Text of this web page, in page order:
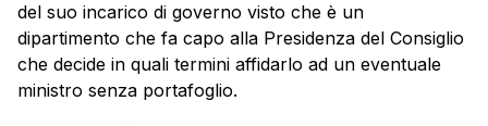
del suo incarico di governo visto che è un
dipartimento che fa capo alla Presidenza del Consiglio
che decide in quali termini affidarlo ad un eventuale
ministro senza portafoglio.